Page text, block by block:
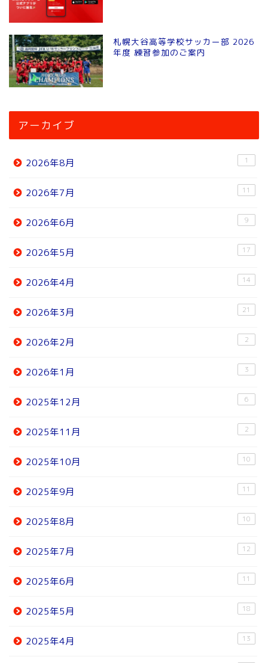
札幌大谷高等学校サッカー部 2026
年度 練習参加のご案内
アーカイブ
2026年8月 1
2026年7月 11
2026年6月 9
2026年5月 17
2026年4月 14
2026年3月 21
2026年2月 2
2026年1月 3
2025年12月 6
2025年11月 2
2025年10月 10
2025年9月 11
2025年8月 10
2025年7月 12
2025年6月 11
2025年5月 18
2025年4月 13